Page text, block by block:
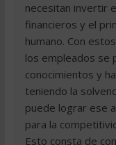
necesitan invertir
financieros y el
humano. Con
los empleados se
conocimientos y
teniendo la
puede lograr ese
para la
Esto consta de